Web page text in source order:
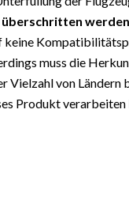
muss die
Vielzahl von Ländern
Produkt verarbeiten